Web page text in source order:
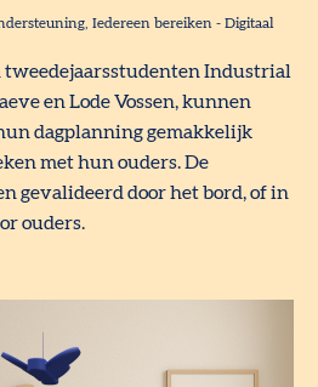
Iedereen bereiken - Digitaal
Industrial
en Lode Vossen, kunnen
dagplanning gemakkelijk
met hun ouders. De
gevalideerd door het bord, of in
ouders.